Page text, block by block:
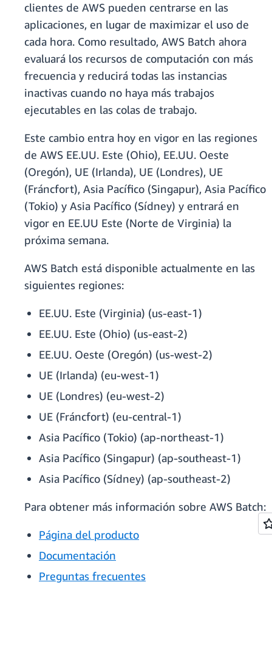
clientes de AWS pueden centrarse en las
aplicaciones, en lugar de maximizar el uso de
cada hora. Como resultado, AWS Batch ahora
evaluará los recursos de computación con más
frecuencia y reducirá todas las instancias
inactivas cuando no haya más trabajos
ejecutables en las colas de trabajo.
Este cambio entra hoy en vigor en las regiones
de AWS EE.UU. Este (Ohio), EE.UU. Oeste
(Oregón), UE (Irlanda), UE (Londres), UE
(Fráncfort), Asia Pacífico (Singapur), Asia Pacífico
(Tokio) y Asia Pacífico (Sídney) y entrará en
vigor en EE.UU Este (Norte de Virginia) la
próxima semana.
AWS Batch está disponible actualmente en las
siguientes regiones:
EE.UU. Este (Virginia) (us-east-1)
EE.UU. Este (Ohio) (us-east-2)
EE.UU. Oeste (Oregón) (us-west-2)
UE (Irlanda) (eu-west-1)
UE (Londres) (eu-west-2)
UE (Fráncfort) (eu-central-1)
Asia Pacífico (Tokio) (ap-northeast-1)
Asia Pacífico (Singapur) (ap-southeast-1)
Asia Pacífico (Sídney) (ap-southeast-2)
Para obtener más información sobre AWS Batch:
Página del producto
Documentación
Preguntas frecuentes